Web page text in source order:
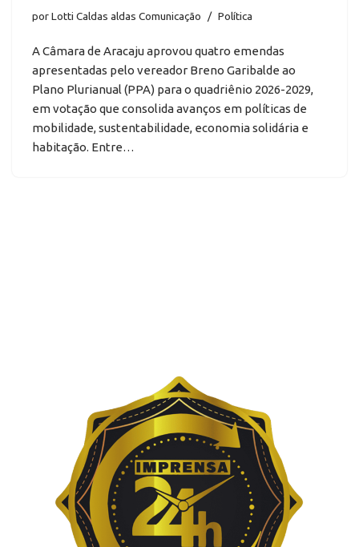
porLotti Caldas aldas Comunicação Política
A Câmara de Aracaju aprovou quatro emendas
apresentadas pelo vereador Breno Garibalde ao
Plano Plurianual (PPA) para o quadriênio 2026-2029,
em votação que consolida avanços em políticas de
mobilidade, sustentabilidade, economia solidária e
habitação. Entre…